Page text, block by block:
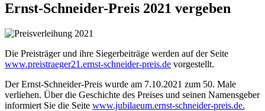
Ernst-Schneider-Preis 2021 vergeben
Die Preisträger und ihre Siegerbeiträge werden auf der Seite
www.preistraeger21.ernst-schneider-preis.de vorgestellt.
Der Ernst-Schneider-Preis wurde am 7.10.2021 zum 50. Male
verliehen. Über die Geschichte des Preises und seinen Namensgeber
informiert Sie die Seite www.jubilaeum.ernst-schneider-preis.de.